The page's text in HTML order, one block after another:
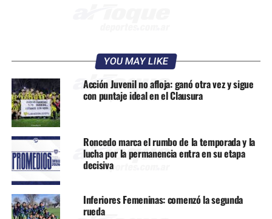
YOU MAY LIKE
Acción Juvenil no afloja: ganó otra vez y sigue
con puntaje ideal en el Clausura
Roncedo marca el rumbo de la temporada y la
lucha por la permanencia entra en su etapa
decisiva
Inferiores Femeninas: comenzó la segunda
rueda